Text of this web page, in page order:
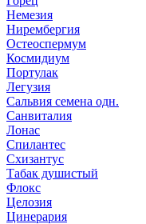
Немезия
Нирембергия
Остеоспермум
Космидиум
Портулак
Легузия
Сальвия семена одн.
Санвиталия
Лонас
Спилантес
Схизантус
Табак душистый
Флокс
Целозия
Цинерария